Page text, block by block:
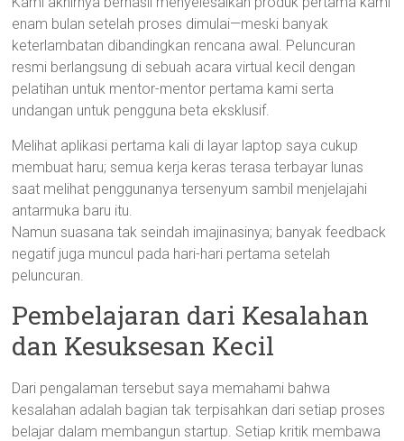
enam bulan setelah proses dimulai—meski banyak
keterlambatan dibandingkan rencana awal. Peluncuran
resmi berlangsung di sebuah acara virtual kecil dengan
pelatihan untuk mentor-mentor pertama kami serta
undangan untuk pengguna beta eksklusif.
Melihat aplikasi pertama kali di layar laptop saya cukup
membuat haru; semua kerja keras terasa terbayar lunas
saat melihat penggunanya tersenyum sambil menjelajahi
antarmuka baru itu.
Namun suasana tak seindah imajinasinya; banyak feedback
negatif juga muncul pada hari-hari pertama setelah
peluncuran.
Pembelajaran dari Kesalahan
dan Kesuksesan Kecil
Dari pengalaman tersebut saya memahami bahwa
kesalahan adalah bagian tak terpisahkan dari setiap proses
belajar dalam membangun startup. Setiap kritik membawa